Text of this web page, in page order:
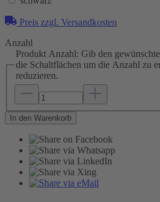
Preis zzgl. Versandkosten
Anzahl
Produkt Anzahl: Gib den
die Schaltflächen um die Anzahl zu
reduzieren.
In den Warenkorb